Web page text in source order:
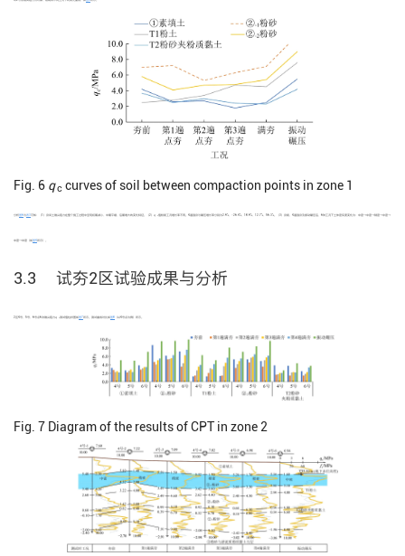
Fig. 6 qc curves of soil between compaction points in zone 1
分析 图6 与表3 可知：（1）夯间土锥尖阻力在整个施工过程中呈现初期减小、中期平缓、后期增大的变化特征。（2） q c值较前工况增长率不同。4遍强夯与碾压增长率分别为2.9%、−26.4%、18.9%、12.7%、56.3%。（3）夯前、4遍强夯及振动碾压后，6种工况下土体密实度变化为：中密→中密→稍密→中密→
中密→中密（如 图4 所示）。
3.3 试夯2区试验成果与分析
2区4号、5号、6号点6次锥尖阻力q c测试值柱状图如 图7所示。测试曲线对比如 图8 （以4号点为例）所示。
Fig. 7 Diagram of the results of CPT in zone 2